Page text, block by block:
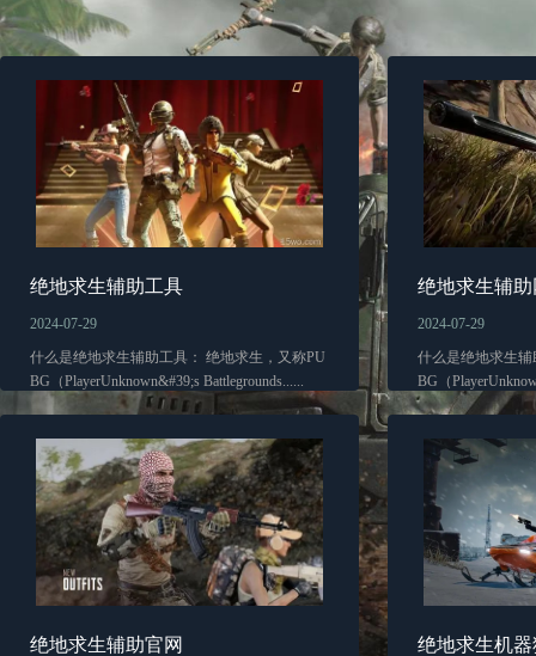
绝地求生辅助工具
2024-07-29
什么是绝地求生辅助工具： 绝地求生，又称PU
BG（PlayerUnknown&#39;s Battlegrounds......
绝地求生辅助
2024-07-29
什么是绝地求生
BG（
绝地求生辅助官网 绝地求生机